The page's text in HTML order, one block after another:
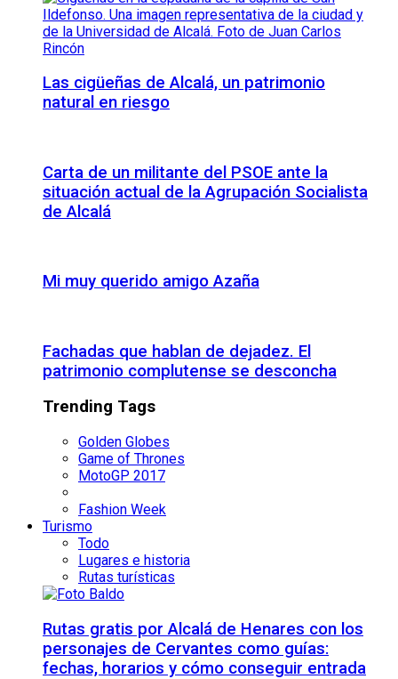
Las cigüeñas de Alcalá, un patrimonio
natural en riesgo
Carta de un militante del PSOE ante la
situación actual de la Agrupación Socialista
de Alcalá
Mi muy querido amigo Azaña
Fachadas que hablan de dejadez. El
patrimonio complutense se desconcha
Trending Tags
Golden Globes
Game of Thrones
MotoGP 2017
Fashion Week
Turismo
Todo
Lugares e historia
Rutas turísticas
Rutas gratis por Alcalá de Henares con los
personajes de Cervantes como guías:
fechas, horarios y cómo conseguir entrada